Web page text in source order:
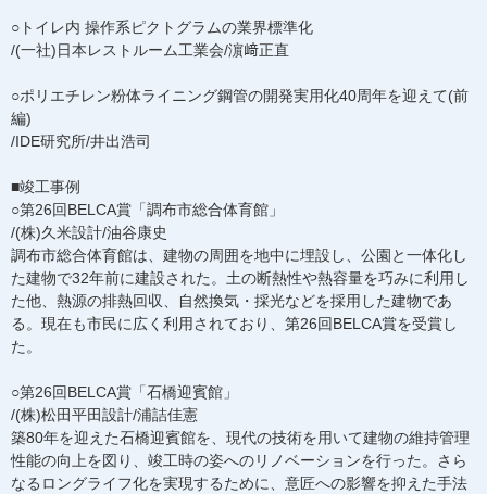
○トイレ内 操作系ピクトグラムの業界標準化
/(一社)日本レストルーム工業会/濵﨑正直
○ポリエチレン粉体ライニング鋼管の開発実用化40周年を迎えて(前
編)
/IDE研究所/井出浩司
■竣工事例
○第26回BELCA賞「調布市総合体育館」
/(株)久米設計/油谷康史
調布市総合体育館は、建物の周囲を地中に埋設し、公園と一体化し
た建物で32年前に建設された。土の断熱性や熱容量を巧みに利用し
た他、熱源の排熱回収、自然換気・採光などを採用した建物であ
る。現在も市民に広く利用されており、第26回BELCA賞を受賞し
た。
○第26回BELCA賞「石橋迎賓館」
/(株)松田平田設計/浦詰佳憲
築80年を迎えた石橋迎賓館を、現代の技術を用いて建物の維持管理
性能の向上を図り、竣工時の姿へのリノベーションを行った。さら
なるロングライフ化を実現するために、意匠への影響を抑えた手法